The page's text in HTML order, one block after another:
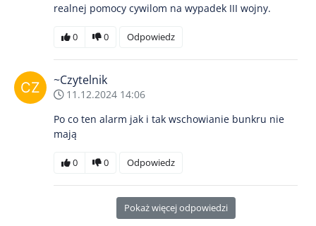
realnej pomocy cywilom na wypadek III wojny.
0 0 Odpowiedz
~Czytelnik
11.12.2024 14:06
Po co ten alarm jak i tak wschowianie bunkru nie
mają
0 0 Odpowiedz
Pokaż więcej odpowiedzi